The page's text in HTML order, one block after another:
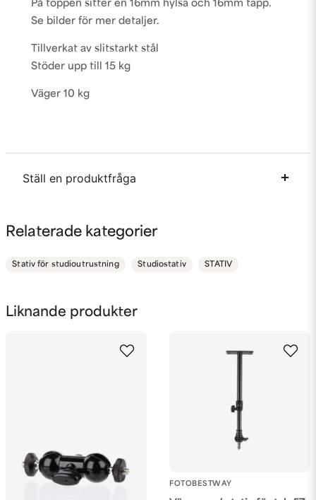
Liknande produkter
FOTOBESTWAY
På toppen sitter en 16mm hylsa och 16mm tapp.
Se bilder för mer detaljer.
Tillverkat av slitstarkt stål
Stöder upp till 15 kg
Väger 10 kg
Ställ en produktfråga
Fråga oss något om denna produkten...
Relaterade kategorier
Stativ för studioutrustning Studiostativ STATIV